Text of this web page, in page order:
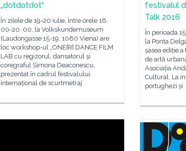
festivalul
Talk 2016
În perioada
la Ponta
șasea ediție
de artă
Asociația
Cultural. La
portughezi și
„dotdotdot“
În zilele de 19-20 iulie, între orele 16.
00-20. 00, la Volkskundemuseum
(Laudongasse 15-19, 1080 Viena) are
loc workshop-ul „ONE[R] DANCE FILM
LAB cu regizorul, dansatorul şi
coregraful Simona Deaconescu,
prezentat în cadrul festivalului
internațional de scurtmetraj